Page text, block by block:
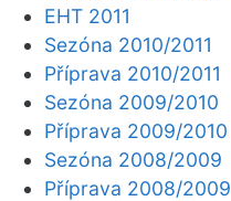
EHT 2011
Sezóna 2010/2011
Příprava 2010/2011
Sezóna 2009/2010
Příprava 2009/2010
Sezóna 2008/2009
Příprava 2008/2009